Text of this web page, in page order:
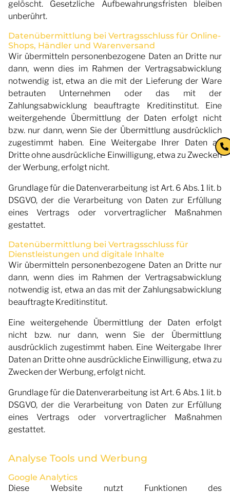
gelöscht. Gesetzliche Aufbewahrungsfristen bleiben
unberührt.
Datenübermittlung bei Vertragsschluss für Online-
Shops, Händler und Warenversand
Wir übermitteln personenbezogene Daten an Dritte nur
dann, wenn dies im Rahmen der Vertragsabwicklung
notwendig ist, etwa an die mit der Lieferung der Ware
betrauten Unternehmen oder das mit der
Zahlungsabwicklung beauftragte Kreditinstitut. Eine
weitergehende Übermittlung der Daten erfolgt nicht
bzw. nur dann, wenn Sie der Übermittlung ausdrücklich
zugestimmt haben. Eine Weitergabe Ihrer Daten an
Dritte ohne ausdrückliche Einwilligung, etwa zu Zwecken
der Werbung, erfolgt nicht.
Grundlage für die Datenverarbeitung ist Art. 6 Abs. 1 lit. b
DSGVO, der die Verarbeitung von Daten zur Erfüllung
eines Vertrags oder vorvertraglicher Maßnahmen
gestattet.
Datenübermittlung bei Vertragsschluss für
Dienstleistungen und digitale Inhalte
Wir übermitteln personenbezogene Daten an Dritte nur
dann, wenn dies im Rahmen der Vertragsabwicklung
notwendig ist, etwa an das mit der Zahlungsabwicklung
beauftragte Kreditinstitut.
Eine weitergehende Übermittlung der Daten erfolgt
nicht bzw. nur dann, wenn Sie der Übermittlung
ausdrücklich zugestimmt haben. Eine Weitergabe Ihrer
Daten an Dritte ohne ausdrückliche Einwilligung, etwa zu
Zwecken der Werbung, erfolgt nicht.
Grundlage für die Datenverarbeitung ist Art. 6 Abs. 1 lit. b
DSGVO, der die Verarbeitung von Daten zur Erfüllung
eines Vertrags oder vorvertraglicher Maßnahmen
gestattet.
Analyse Tools und Werbung
Google Analytics
Diese Website nutzt Funktionen des